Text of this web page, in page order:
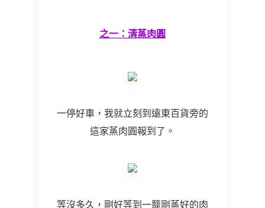
之一：清蒸肉圓
一停好車，我就立刻到遠東百貨旁的
這家蒸肉圓報到了。
等沒多久，剛好等到一籠剛蒸好的肉